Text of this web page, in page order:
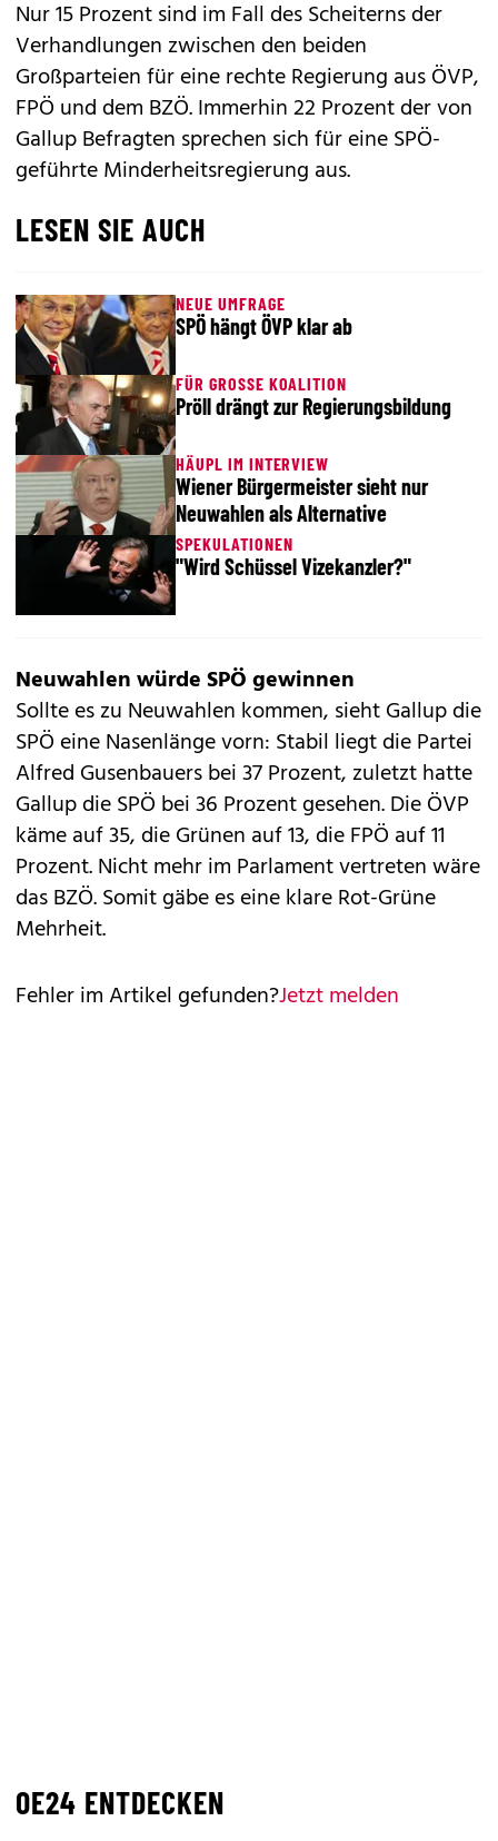
Nur 15 Prozent sind im Fall des Scheiterns der
Verhandlungen zwischen den beiden
Großparteien für eine rechte Regierung aus ÖVP,
FPÖ und dem BZÖ. Immerhin 22 Prozent der von
Gallup Befragten sprechen sich für eine SPÖ-
geführte Minderheitsregierung aus.
LESEN SIE AUCH
NEUE UMFRAGE
SPÖ hängt ÖVP klar ab
FÜR GROSSE KOALITION
Pröll drängt zur Regierungsbildung
HÄUPL IM INTERVIEW
Wiener Bürgermeister sieht nur
Neuwahlen als Alternative
SPEKULATIONEN
"Wird Schüssel Vizekanzler?"
Neuwahlen würde SPÖ gewinnen
Sollte es zu Neuwahlen kommen, sieht Gallup die
SPÖ eine Nasenlänge vorn: Stabil liegt die Partei
Alfred Gusenbauers bei 37 Prozent, zuletzt hatte
Gallup die SPÖ bei 36 Prozent gesehen. Die ÖVP
käme auf 35, die Grünen auf 13, die FPÖ auf 11
Prozent. Nicht mehr im Parlament vertreten wäre
das BZÖ. Somit gäbe es eine klare Rot-Grüne
Mehrheit.
Fehler im Artikel gefunden?Jetzt melden
OE24 ENTDECKEN